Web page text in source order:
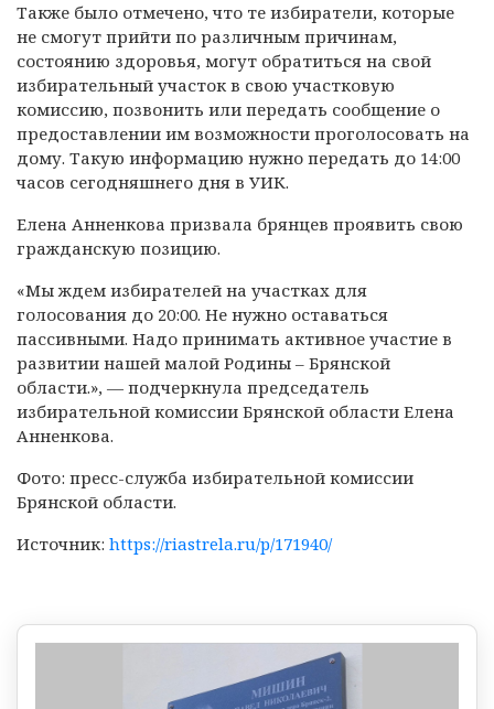
Также было отмечено, что те избиратели, которые
не смогут прийти по различным причинам,
состоянию здоровья, могут обратиться на свой
избирательный участок в свою участковую
комиссию, позвонить или передать сообщение о
предоставлении им возможности проголосовать на
дому. Такую информацию нужно передать до 14:00
часов сегодняшнего дня в УИК.
Елена Анненкова призвала брянцев проявить свою
гражданскую позицию.
«Мы ждем избирателей на участках для
голосования до 20:00. Не нужно оставаться
пассивными. Надо принимать активное участие в
развитии нашей малой Родины – Брянской
области.», — подчеркнула председатель
избирательной комиссии Брянской области Елена
Анненкова.
Фото: пресс-служба избирательной комиссии
Брянской области.
Источник: https://riastrela.ru/p/171940/